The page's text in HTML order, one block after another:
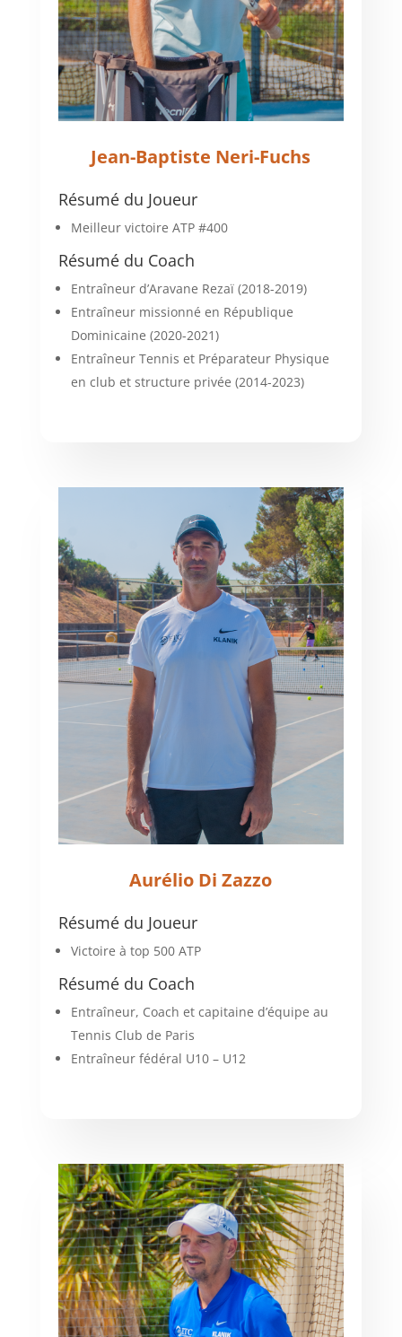
Jean-Baptiste Neri-Fuchs
Résumé du Joueur
Meilleur victoire ATP #400
Résumé du Coach
Entraîneur d’Aravane Rezaï (2018-2019)
Entraîneur missionné en République
Dominicaine (2020-2021)
Entraîneur Tennis et Préparateur Physique
en club et structure privée (2014-2023)
Aurélio Di Zazzo
Résumé du Joueur
Victoire à top 500 ATP
Résumé du Coach
Entraîneur, Coach et capitaine d’équipe au
Tennis Club de Paris
Entraîneur fédéral U10 – U12